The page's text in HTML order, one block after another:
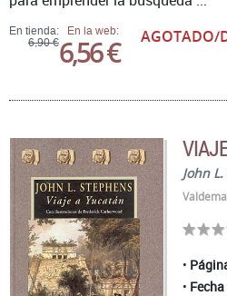
En tienda:
6,90 €
En la web:
6,56 € AGOTADO/
John